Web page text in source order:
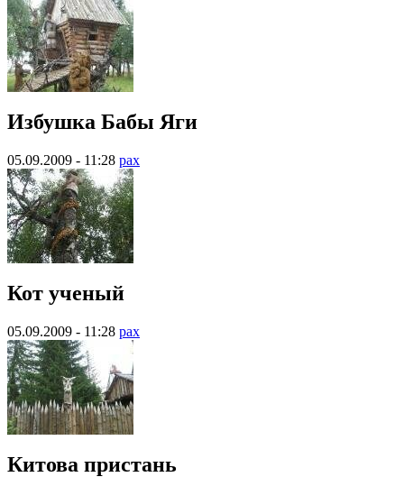
Избушка Бабы Яги
05.09.2009 - 11:28 pax
Кот ученый
05.09.2009 - 11:28 pax
Китова пристань